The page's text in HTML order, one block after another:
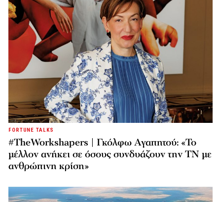
FORTUNE TALKS
#TheWorkshapers | Γκόλφω Αγαπητού: «Το
μέλλον ανήκει σε όσους συνδυάζουν την ΤΝ με
ανθρώπινη κρίση»